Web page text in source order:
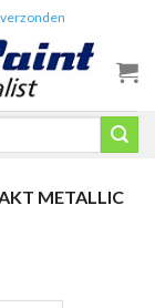
METALLIC